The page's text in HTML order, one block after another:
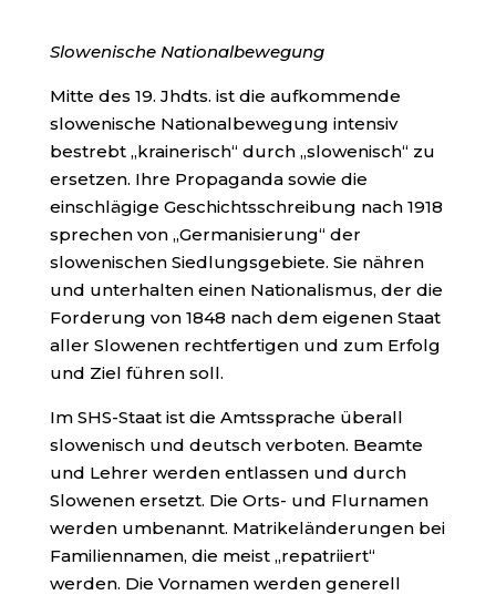
Slowenische Nationalbewegung
Mitte des 19. Jhdts. ist die aufkommende
slowenische Nationalbewegung intensiv
bestrebt „krainerisch“ durch „slowenisch“ zu
ersetzen. Ihre Propaganda sowie die
einschlägige Geschichtsschreibung nach 1918
sprechen von „Germanisierung“ der
slowenischen Siedlungsgebiete. Sie nähren
und unterhalten einen Nationalismus, der die
Forderung von 1848 nach dem eigenen Staat
aller Slowenen rechtfertigen und zum Erfolg
und Ziel führen soll.
Im SHS-Staat ist die Amtssprache überall
slowenisch und deutsch verboten. Beamte
und Lehrer werden entlassen und durch
Slowenen ersetzt. Die Orts- und Flurnamen
werden umbenannt. Matrikeländerungen bei
Familiennamen, die meist „repatriiert“
werden. Die Vornamen werden generell